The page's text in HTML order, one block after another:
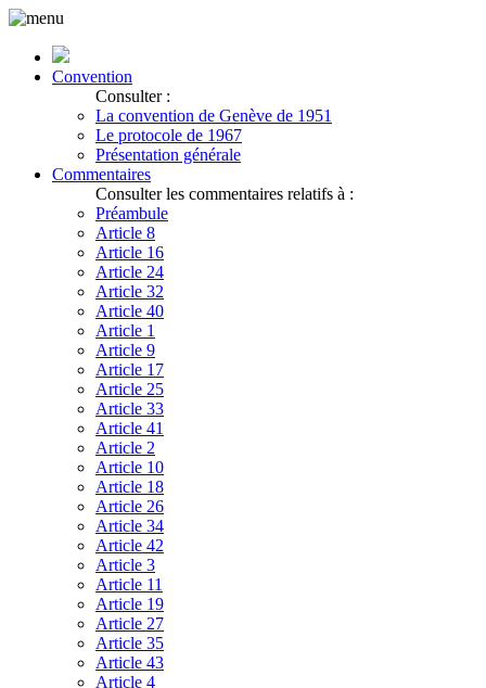
Convention
Consulter :
La convention de Genève de 1951
Le protocole de 1967
Présentation générale
Commentaires
Consulter les commentaires relatifs à :
Préambule
Article 8
Article 16
Article 24
Article 32
Article 40
Article 1
Article 9
Article 17
Article 25
Article 33
Article 41
Article 2
Article 10
Article 18
Article 26
Article 34
Article 42
Article 3
Article 11
Article 19
Article 27
Article 35
Article 43
Article 4